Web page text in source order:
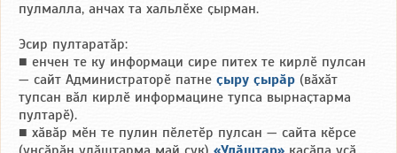
пулмалла, анчах та хальлӗхе ҫырман.
Эсир пултаратӑр:
■ енчен те ку информаци сире питех те кирлӗ пулсан
— сайт Администраторӗ патне ҫыру ҫырӑр (вӑхӑт
тупсан вӑл кирлӗ информацине тупса вырнаҫтарма
пултарӗ).
■ хӑвӑр мӗн те пулин пӗлетӗр пулсан — сайта кӗрсе